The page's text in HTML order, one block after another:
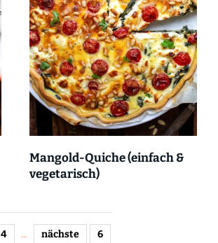
Mangold-Quiche (einfach &
vegetarisch)
4 ... nächste 6